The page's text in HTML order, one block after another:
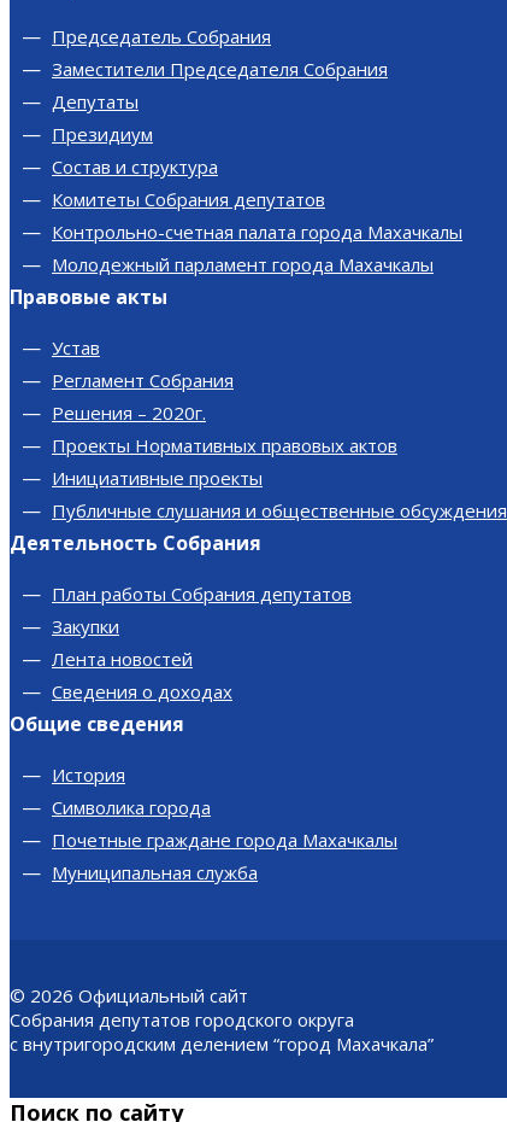
Председатель Собрания
Заместители Председателя Собрания
Депутаты
Президиум
Состав и структура
Комитеты Собрания депутатов
Контрольно-счетная палата города Махачкалы
Молодежный парламент города Махачкалы
Правовые акты
Устав
Регламент Собрания
Решения – 2020г.
Проекты Нормативных правовых актов
Инициативные проекты
Публичные слушания и общественные обсуждения
Деятельность Собрания
План работы Собрания депутатов
Закупки
Лента новостей
Сведения о доходах
Общие сведения
История
Символика города
Почетные граждане города Махачкалы
Муниципальная служба
© 2026 Официальный сайт
Собрания депутатов городского округа
с внутригородским делением “город Махачкала”
Поиск по сайту